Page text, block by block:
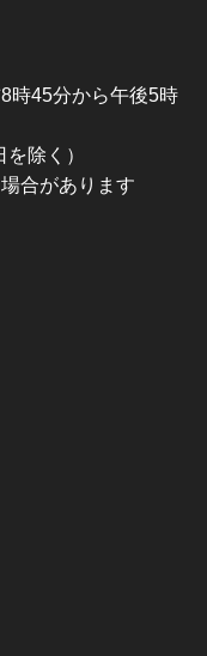
時45分から午後5時
除く）
合があります